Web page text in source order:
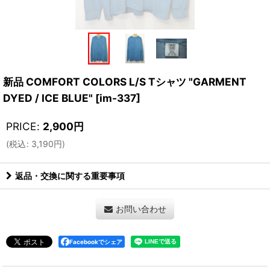
新品 COMFORT COLORS L/S Tシャツ "GARMENT
DYED / ICE BLUE" [im-337]
PRICE: 2,900円
(税込: 3,190円)
返品・交換に関する重要事項
お問い合わせ
Facebookでシェア